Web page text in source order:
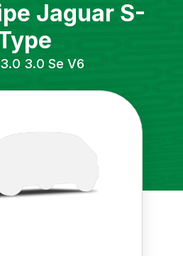
Jaguar S-
3.0 3.0 Se V6